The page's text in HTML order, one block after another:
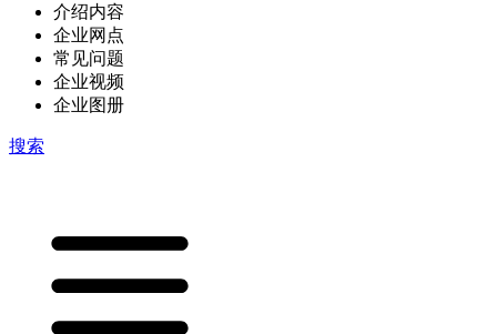
介绍内容
企业网点
常见问题
企业视频
企业图册
搜索